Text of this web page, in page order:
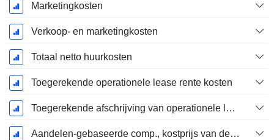
Marketingkosten
Verkoop- en marketingkosten
Totaal netto huurkosten
Toegerekende operationele lease rente kosten
Toegerekende afschrijving van operationele lease
Aandelen-gebaseerde comp., kostprijs van de verkochte goederen (totaal)